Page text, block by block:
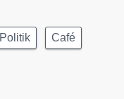
Politik Café